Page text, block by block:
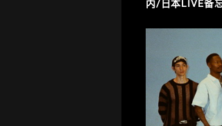
内/日本LIVE备